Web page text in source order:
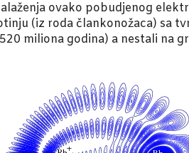
ovako pobudjenog
(iz roda člankonožaca) sa
miliona godina) a nestali na